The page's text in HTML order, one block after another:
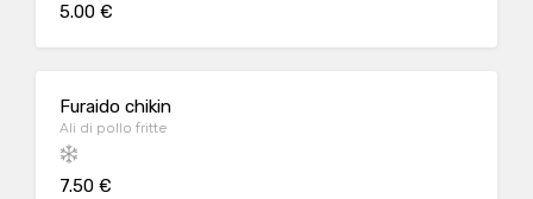
5.00 €
Furaido chikin
Ali di pollo fritte
7.50 €